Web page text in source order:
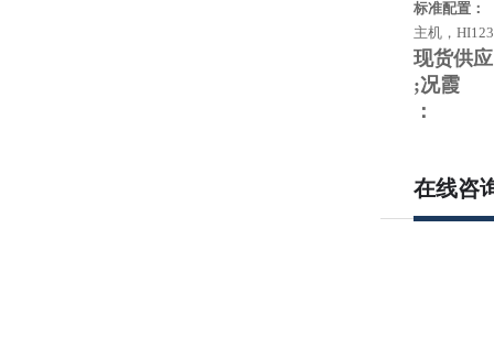
标准配置：
主机，
现货供
;况霞
：
在线咨